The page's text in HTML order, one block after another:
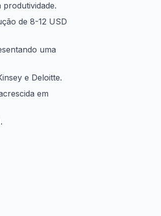
de 8-12 USD
uma
e Deloitte.
em